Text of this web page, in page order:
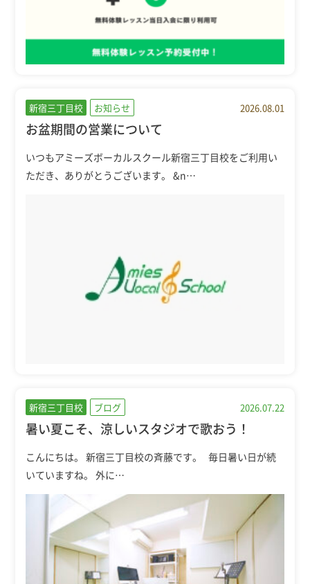
新宿三丁目校 お知らせ 2026.08.01
お盆期間の営業について
いつもアミーズボーカルスクール新宿三丁目校をご利用い
ただき、ありがとうございます。 &n…
新宿三丁目校 ブログ 2026.07.22
暑い夏こそ、涼しいスタジオで歌おう！
こんにちは。 新宿三丁目校の斉藤です。 毎日暑い日が続
いていますね。 外に…